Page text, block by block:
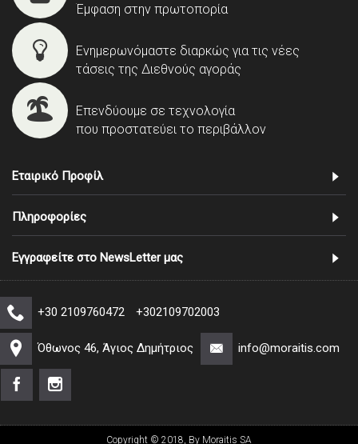
Έμφαση στην πρωτοπορία
Ενημερωνόμαστε διαρκώς για τις νέες
τάσεις της Διεθνούς αγοράς
Επενδύουμε σε τεχνολογία
που προστατεύει το περιβάλλον
Εταιρικό Προφίλ
Πληροφορίες
Εγγραφείτε στο NewsLetter μας
+30 2109760472 +302109702003
Όθωνος 46, Άγιος Δημήτριος info@moraitis.com
Copyright © 2018, By Moraitis SA